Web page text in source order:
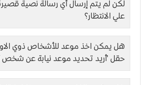
لكن لم يتم إرسال أي رسالة نصية
علي الانتظار؟
هل يمكن اخذ موعد للأشخاص ذوي
حقل 'أريد تحديد موعد نيابة عن شخص